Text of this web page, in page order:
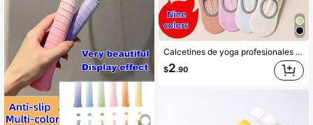
Calcetines de yoga profesionales de 9 colores, calcetines antideslizantes de silicona de alta calidad, ajuste cómodo, calcetines deportivos de fitness, calcetines para piso interior, antideslizante de silicona, calcetines de danza transpirables con espalda abierta. Adecuados para deportes en casa, fitness de gimnasio, calcetines deportivos de pilates, elasticidad media, prácticos, protección de pies, alto valor estético, no se deforman, anti-pilling, tacto transpirable y cómodo, múltiples colores disponibles (negro/blanco/amarillo/rosa rosa/verde/beige/gris/rosa loto/púrpura claro), múltiples cantidades disponibles para satisfacer diversas necesidades (10 pares/6 pares/5 pares/4 pares/3 pares/1 par), calcetines de pilates con agujeros
$2.90